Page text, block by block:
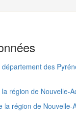
des
région de Nouvelle-
la région de Nouvelle-